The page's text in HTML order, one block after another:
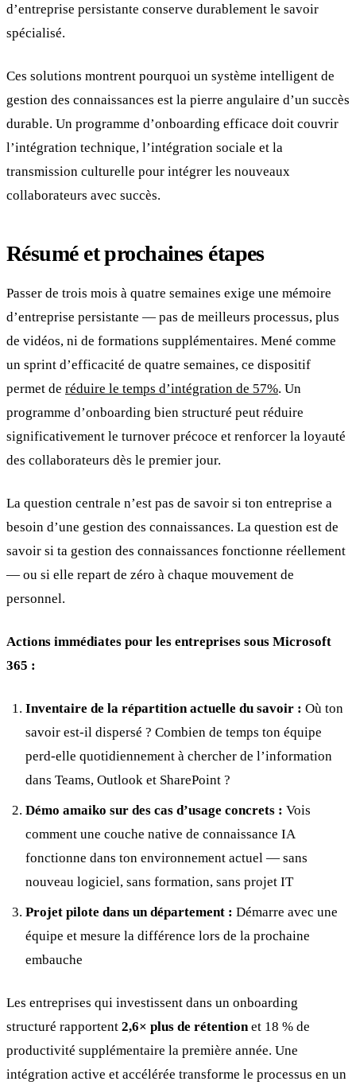
d’entreprise persistante conserve durablement le savoir
spécialisé.
Ces solutions montrent pourquoi un système intelligent de
gestion des connaissances est la pierre angulaire d’un succès
durable. Un programme d’onboarding efficace doit couvrir
l’intégration technique, l’intégration sociale et la
transmission culturelle pour intégrer les nouveaux
collaborateurs avec succès.
Résumé et prochaines étapes
Passer de trois mois à quatre semaines exige une mémoire
d’entreprise persistante — pas de meilleurs processus, plus
de vidéos, ni de formations supplémentaires. Mené comme
un sprint d’efficacité de quatre semaines, ce dispositif
permet de réduire le temps d’intégration de 57%. Un
programme d’onboarding bien structuré peut réduire
significativement le turnover précoce et renforcer la loyauté
des collaborateurs dès le premier jour.
La question centrale n’est pas de savoir si ton entreprise a
besoin d’une gestion des connaissances. La question est de
savoir si ta gestion des connaissances fonctionne réellement
— ou si elle repart de zéro à chaque mouvement de
personnel.
Actions immédiates pour les entreprises sous Microsoft
365 :
Inventaire de la répartition actuelle du savoir : Où ton
savoir est-il dispersé ? Combien de temps ton équipe
perd-elle quotidiennement à chercher de l’information
dans Teams, Outlook et SharePoint ?
Démo amaiko sur des cas d’usage concrets : Vois
comment une couche native de connaissance IA
fonctionne dans ton environnement actuel — sans
nouveau logiciel, sans formation, sans projet IT
Projet pilote dans un département : Démarre avec une
équipe et mesure la différence lors de la prochaine
embauche
Les entreprises qui investissent dans un onboarding
structuré rapportent 2,6× plus de rétentionet 18 % de
productivité supplémentaire la première année. Une
intégration active et accélérée transforme le processus en un